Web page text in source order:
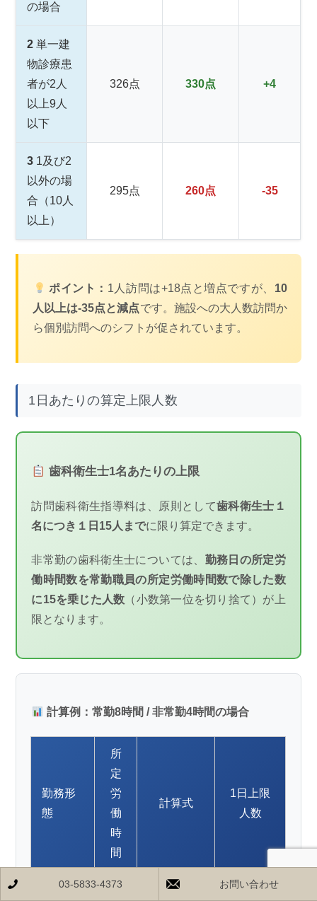
の場合
2 単一建
物診療患
者が2人
以上9人
以下
326点 330点 +4
3 1及び2
以外の場
合（10人
以上）
295点 260点 -35
ポイント： 1人訪問は+18点と増点ですが、 10
人以上は-35点と減点です。施設への大人数訪問か
ら個別訪問へのシフトが促されています。
1日あたりの算定上限人数
歯科衛生士1名あたりの上限
訪問歯科衛生指導料は、原則として歯科衛生士１
名につき１日15人までに限り算定できます。
非常勤の歯科衛生士については、 勤務日の所定労
働時間数を常勤職員の所定労働時間数で除した数
に15を乗じた人数 （小数第一位を切り捨て）が上
限となります。
計算例：常勤8時間 / 非常勤4時間の場合
勤務形
態
所
定
労
働
時
間
計算式
1日上限
人数
8時
8 ÷ 8 × 15
03-5833-4373 お問い合わせ